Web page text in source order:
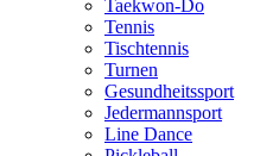
Taekwon-Do
Tennis
Tischtennis
Turnen
Gesundheitssport
Jedermannsport
Line Dance